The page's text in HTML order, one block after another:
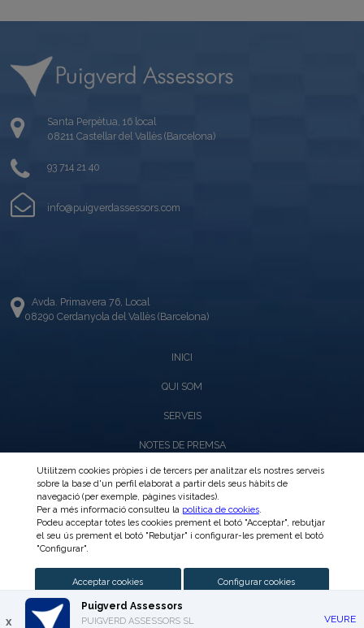
Santa Perpètua, 16 local
08211 Castellar del Vallès (Barcelona)
93 714 21 40
info@puigverdassessors.com
Avda. Primavera 76, Local
08290 Cerdanyola del Vallès (Barcelona)
INICI
QUI SOM
SERVEIS
NOTES DE PREMSA
CIRCULARS
INTRANET
CONTACTE
Avís Legal i Política de Privadesa
Política de Cookies
Utilitzem cookies pròpies i de tercers per analitzar els nostres serveis
sobre la base d'un perfil elaborat a partir dels seus hàbits de
navegació (per exemple, pàgines visitades).
Per a més informació consulteu la política de cookies.
Podeu acceptar totes les cookies prement el botó "Acceptar", rebutjar
el seu ús prement el botó "Rebutjar" i configurar-les prement el botó
"Configurar".
Acceptar cookies Configurar cookies
Rebutjar cookies
x
Puigverd Assessors
PUIGVERD ASSESSORS SL VEURE